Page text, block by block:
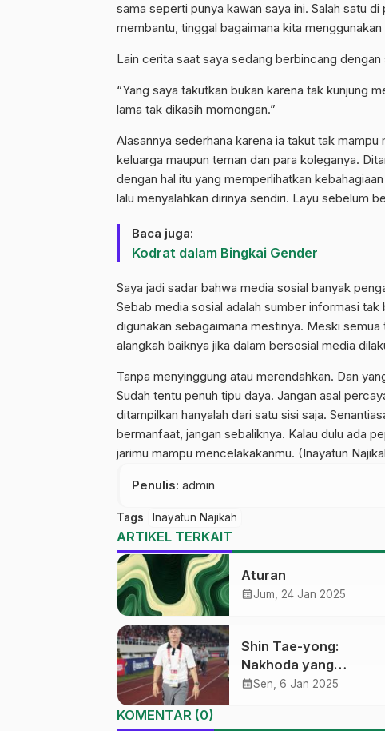
sama seperti punya kawan saya ini. Salah satu
membantu, tinggal bagaimana kita
Lain cerita saat saya sedang berbincang
“Yang saya takutkan bukan karena tak kunjung
lama tak dikasih momongan.”
Alasannya sederhana karena ia takut tak
keluarga maupun teman dan para koleganya.
dengan hal itu yang memperlihatkan
lalu menyalahkan dirinya sendiri. Layu sebelum
Baca juga:
Kodrat dalam Bingkai Gender
Saya jadi sadar bahwa media sosial banyak
Sebab media sosial adalah sumber informasi
digunakan sebagaimana mestinya. Meski
alangkah baiknya jika dalam bersosial media
Tanpa menyinggung atau merendahkan. Dan
Sudah tentu penuh tipu daya. Jangan asal
ditampilkan hanyalah dari satu sisi saja.
bermanfaat, jangan sebaliknya. Kalau dulu ada
jarimu mampu mencelakakanmu. (Inayatun
Penulis: admin
Tags Inayatun Najikah
ARTIKEL TERKAIT
Aturan
calendar_monthJum, 24 Jan 2025
Shin Tae-yong:
Nakhoda yang
Terempas di
calendar_monthSen, 6 Jan 2025
KOMENTAR (0)